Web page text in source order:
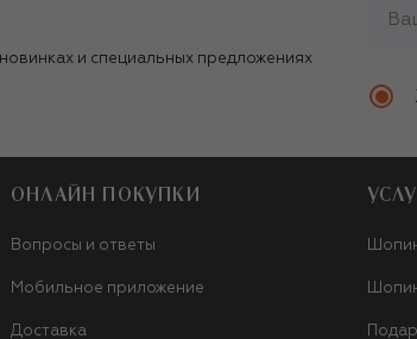
и специальных предложениях
ОНЛАЙН ПОКУПКИ
Вопросы и ответы
Мобильное приложение
Доставка